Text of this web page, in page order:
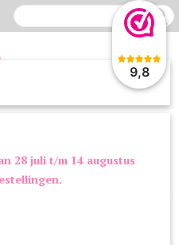
9,8
28 juli t/m 14 augustus